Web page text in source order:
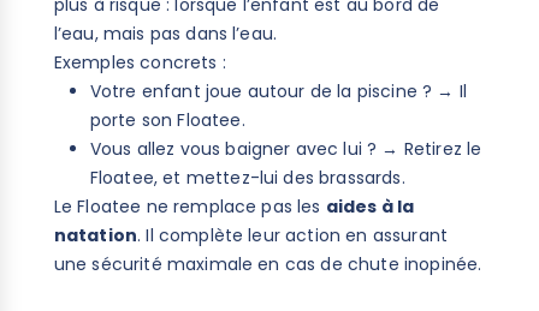
l’eau, mais pas dans l’eau.
Exemples concrets :
Votre enfant joue autour de la piscine ? → Il
porte son Floatee.
Vous allez vous baigner avec lui ? → Retirez le
Floatee, et mettez-lui des brassards.
Le Floatee ne remplace pas les aides à la
natation. Il complète leur action en assurant
une sécurité maximale en cas de chute inopinée.